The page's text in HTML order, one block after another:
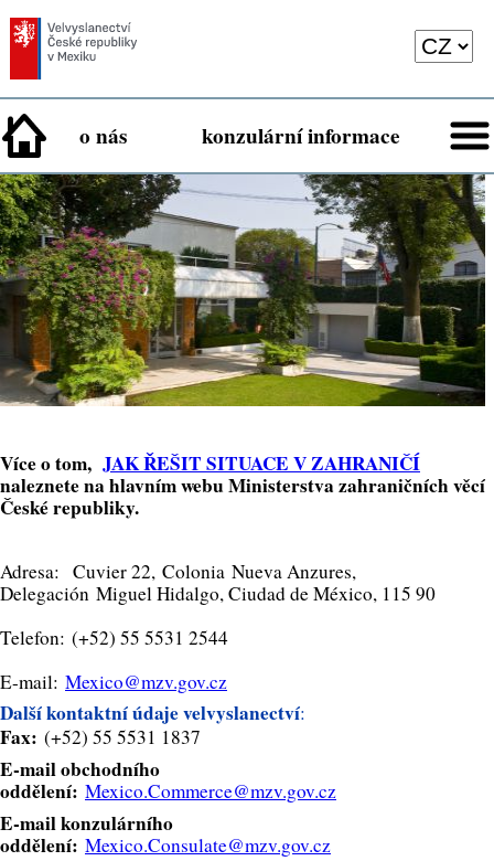
o nás konzulární informace
Více o tom, JAK ŘEŠIT SITUACE V ZAHRANIČÍ
naleznete na hlavním webu Ministerstva zahraničních věcí
České republiky.
Adresa: Cuvier 22, Colonia Nueva Anzures,
Delegación Miguel Hidalgo, Ciudad de México, 115 90
Telefon: (+52) 55 5531 2544
E-mail: Mexico@mzv.gov.cz
Další kontaktní údaje velvyslanectví:
Fax: (+52) 55 5531 1837
E-mail obchodního
oddělení: Mexico.Commerce@mzv.gov.cz
E-mail konzulárního
oddělení: Mexico.Consulate@mzv.gov.cz